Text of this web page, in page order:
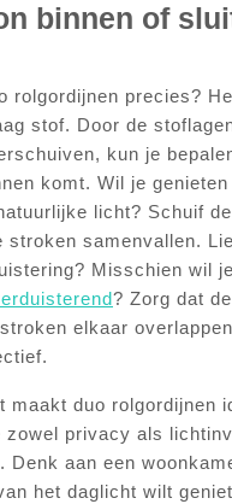
binnen of
rolgordijnen precies?
stof. Door de
kun je
komt. Wil je
licht? Schuif
stroken samenvallen.
Misschien wil
? Zorg dat de
elkaar
maakt duo rolgordijnen
zowel privacy als
Denk aan een
het daglicht wilt